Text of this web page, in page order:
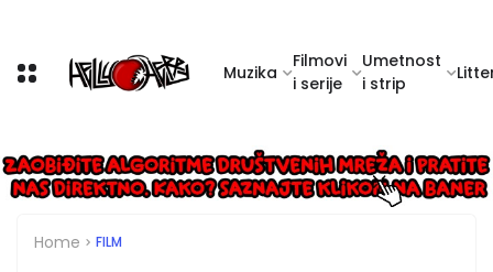
Muzika
Filmovi
i serije
Umetnost
i strip
Home FILM